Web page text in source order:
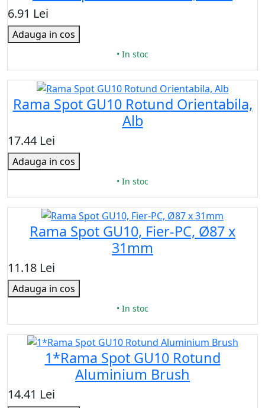
6.91 Lei
Adauga in cos
• In stoc
Rama Spot GU10 Rotund Orientabila,
Alb
17.44 Lei
Adauga in cos
• In stoc
Rama Spot GU10, Fier-PC, Ø87 x
31mm
11.18 Lei
Adauga in cos
• In stoc
1*Rama Spot GU10 Rotund
Aluminium Brush
14.41 Lei